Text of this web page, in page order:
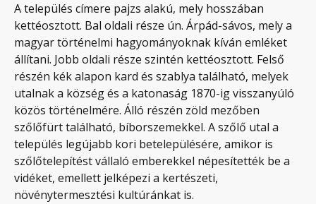
A település címere pajzs alakú, mely hosszában
kettéosztott. Bal oldali része ún. Árpád-sávos, mely a
magyar történelmi hagyományoknak kíván emléket
állítani. Jobb oldali része szintén kettéosztott. Felső
részén kék alapon kard és szablya található, melyek
utalnak a község és a katonaság 1870-ig visszanyúló
közös történelmére. Álló részén zöld mezőben
szőlőfürt található, bíborszemekkel. A szőlő utal a
település legújabb kori betelepülésére, amikor is
szőlőtelepítést vállaló emberekkel népesítették be a
vidéket, emellett jelképezi a kertészeti,
növénytermesztési kultúránkat is.